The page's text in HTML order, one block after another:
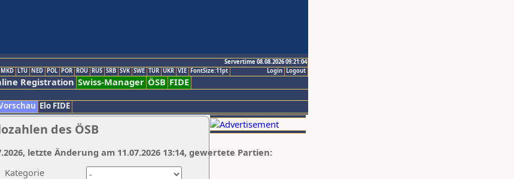
Servertime 08.08.2026 09:21:04
Logout
Login
MKD LTU NED POL POR ROU RUS SRB SVK SWE TUR UKR VIE FontSize:11pt
Registration Swiss-Manager ÖSB FIDE
Elo FIDE
des ÖSB
Kategorie
letzte Änderung am 11.07.2026 13:14, gewertete Partien: